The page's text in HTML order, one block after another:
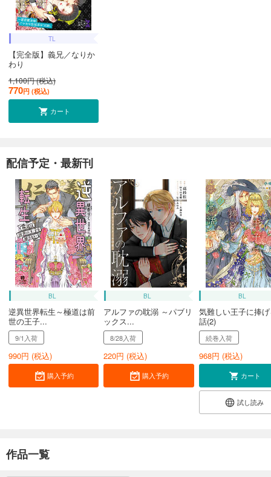
TL
【完全版】義兄／なりか
わり
1,100円 (税込)
770円 (税込)
カート
配信予定・最新刊
BL
逆異世界転生～極道は前
世の王子...
9/1入荷
990円 (税込)
購入予約
BL
アルファの耽溺 ～パブリ
ックス...
8/28入荷
220円 (税込)
購入予約
BL
気難しい王子に捧
話(2)
続巻入荷
968円 (税込)
カート
試し読み
作品一覧